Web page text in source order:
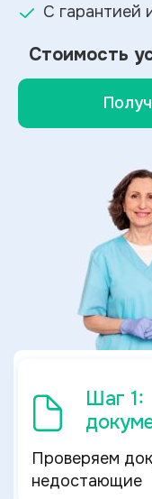
С гарантией
Стоимость
Шаг 1:
Проверяем
недостающие